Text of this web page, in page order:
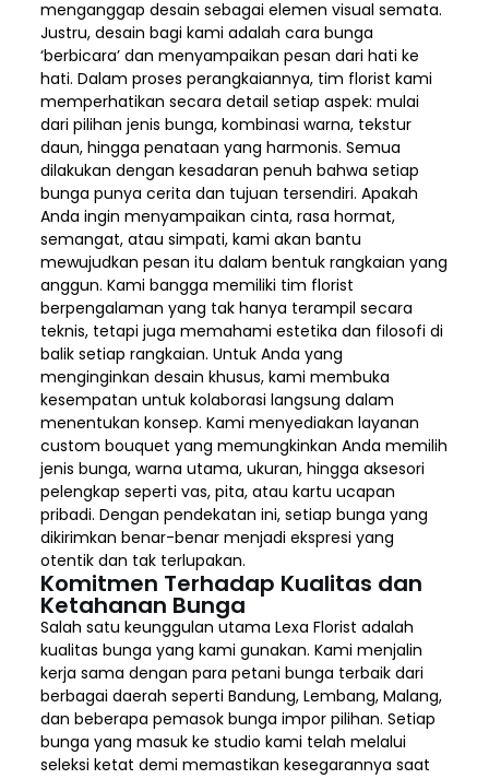
menganggap desain sebagai elemen visual semata.
Justru, desain bagi kami adalah cara bunga
‘berbicara’ dan menyampaikan pesan dari hati ke
hati. Dalam proses perangkaiannya, tim florist kami
memperhatikan secara detail setiap aspek: mulai
dari pilihan jenis bunga, kombinasi warna, tekstur
daun, hingga penataan yang harmonis. Semua
dilakukan dengan kesadaran penuh bahwa setiap
bunga punya cerita dan tujuan tersendiri. Apakah
Anda ingin menyampaikan cinta, rasa hormat,
semangat, atau simpati, kami akan bantu
mewujudkan pesan itu dalam bentuk rangkaian yang
anggun. Kami bangga memiliki tim florist
berpengalaman yang tak hanya terampil secara
teknis, tetapi juga memahami estetika dan filosofi di
balik setiap rangkaian. Untuk Anda yang
menginginkan desain khusus, kami membuka
kesempatan untuk kolaborasi langsung dalam
menentukan konsep. Kami menyediakan layanan
custom bouquet yang memungkinkan Anda memilih
jenis bunga, warna utama, ukuran, hingga aksesori
pelengkap seperti vas, pita, atau kartu ucapan
pribadi. Dengan pendekatan ini, setiap bunga yang
dikirimkan benar-benar menjadi ekspresi yang
otentik dan tak terlupakan.
Komitmen Terhadap Kualitas dan
Ketahanan Bunga
Salah satu keunggulan utama Lexa Florist adalah
kualitas bunga yang kami gunakan. Kami menjalin
kerja sama dengan para petani bunga terbaik dari
berbagai daerah seperti Bandung, Lembang, Malang,
dan beberapa pemasok bunga impor pilihan. Setiap
bunga yang masuk ke studio kami telah melalui
seleksi ketat demi memastikan kesegarannya saat